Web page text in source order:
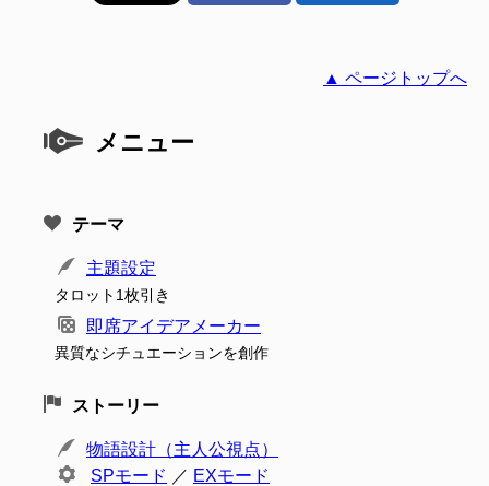
▲ ページトップへ
メニュー
テーマ
主題設定
タロット1枚引き
即席アイデアメーカー
異質なシチュエーションを創作
ストーリー
物語設計（主人公視点）
SPモード ／ EXモード